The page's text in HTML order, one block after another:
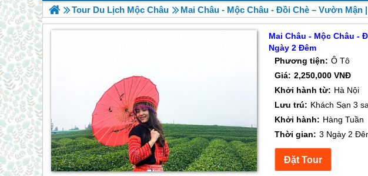
Tour Du Lịch Mộc Châu Mai Châu - Mộc Châu - Đồi Chè – Vườn Mận
Mai Châu - Mộc Châu -
Ngày 2 Đêm
Phương tiện: Ô Tô
Giá: 2,250,000 VNĐ
Khởi hành từ: Hà Nội
Lưu trú: Khách Sạn 3
Khởi hành: Hàng Tuần
Thời gian: 3 Ngày 2